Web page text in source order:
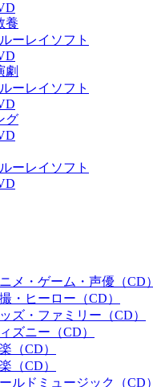
養
ーレイソフト
劇
ーレイソフト
グ
ーレイソフト
メ・ゲーム・声優（CD）
・ヒーロー（CD）
ズ・ファミリー（CD）
ズニー（CD）
（CD）
（CD）
ルドミュージック（CD）